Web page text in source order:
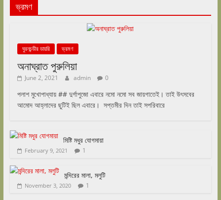
ভ্রমণ
ঘুরনচন্ডীর ডায়রি ভ্রমণ
অনাঘ্রাত পুরুলিয়া
June 2, 2021 admin 0
পলাশ মুখোপাধ্যায় ## দুর্গাপুজো এবারে নমো নমো সব জায়গাতেই। তাই উৎসবের
আমোদ আহ্লাদের ছুটিই ছিল এবারে। সপ্তমীর দিন তাই সপরিবারে
মিষ্টি মধুর যোগমায়া
February 9, 2021 1
মন্দিরের মালা, মলুটি
November 3, 2020 1